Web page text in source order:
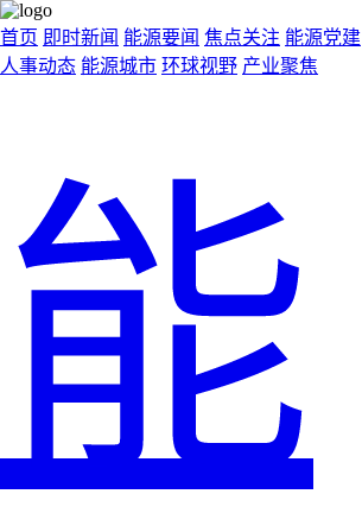
首页 即时新闻 能源要闻 焦点关注 能源党建
人事动态 能源城市 环球视野 产业聚焦
能